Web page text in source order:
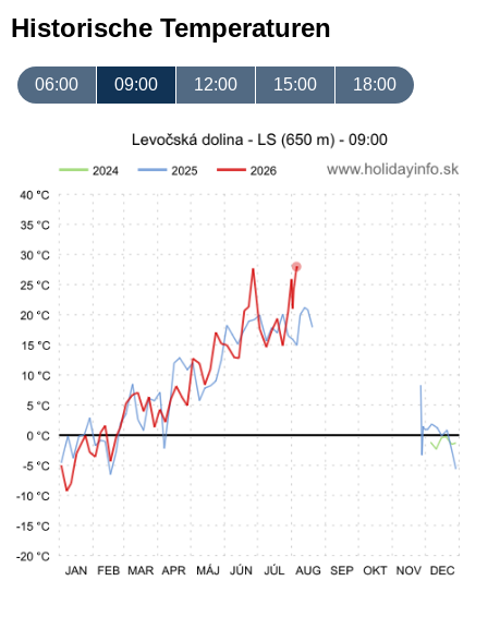
Historische Temperaturen
06:00 09:00 12:00 15:00 18:00